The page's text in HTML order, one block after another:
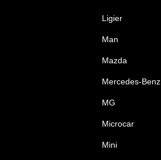
Ligier
Man
Mazda
Mercedes-Benz
MG
Microcar
Mini